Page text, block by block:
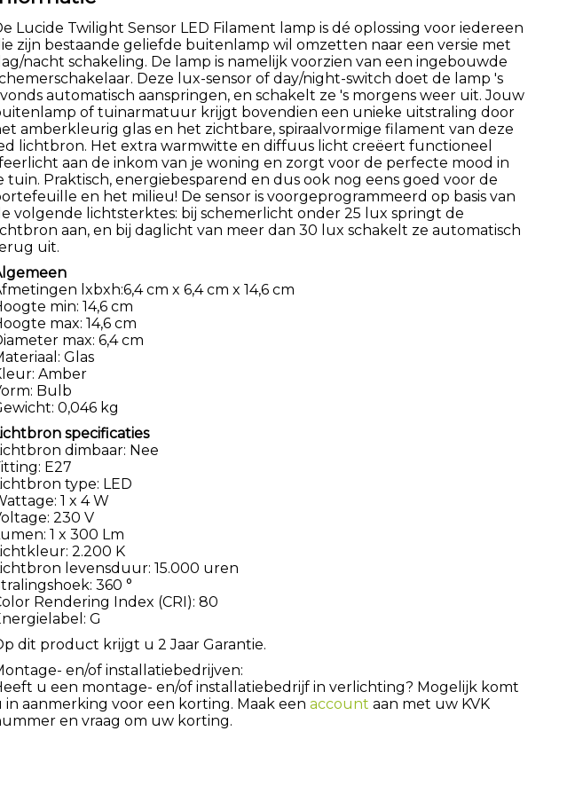
Lucide Twilight Sensor LED Filament lamp is dé oplossing voor iedereen
zijn bestaande geliefde buitenlamp wil omzetten naar een versie met
nacht schakeling. De lamp is namelijk voorzien van een ingebouwde
Deze lux-sensor of day/night-switch doet de lamp 's
automatisch aanspringen, en schakelt ze 's morgens weer uit. Jouw
of tuinarmatuur krijgt bovendien een unieke uitstraling door
amberkleurig glas en het zichtbare, spiraalvormige filament van deze
lichtbron. Het extra warmwitte en diffuus licht creëert functioneel
aan de inkom van je woning en zorgt voor de perfecte mood in
tuin. Praktisch, energiebesparend en dus ook nog eens goed voor de
en het milieu! De sensor is voorgeprogrammeerd op basis van
volgende lichtsterktes: bij schemerlicht onder 25 lux springt de
aan, en bij daglicht van meer dan 30 lux schakelt ze automatisch
uit.
lxbxh:6,4 cm x 6,4 cm x 14,6 cm
min: 14,6 cm
max: 14,6 cm
max: 6,4 cm
Glas
Amber
Bulb
0,046 kg
specificaties
dimbaar: Nee
E27
type: LED
1 x 4 W
230 V
1 x 300 Lm
2.200 K
levensduur: 15.000 uren
360 °
Rendering Index (CRI): 80
G
dit product krijgt u 2 Jaar Garantie.
en/of installatiebedrijven:
u een montage- en/of installatiebedrijf in verlichting? Mogelijk komt
in aanmerking voor een korting. Maak een account aan met uw KVK
en vraag om uw korting.